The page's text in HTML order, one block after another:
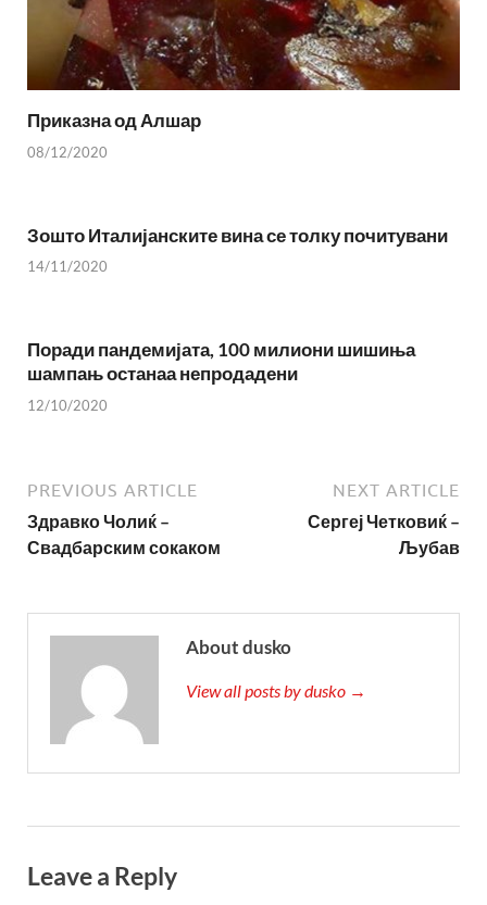
Приказна од Алшар
08/12/2020
Зошто Италијанските вина се толку почитувани
14/11/2020
Поради пандемијата, 100 милиони шишиња
шампањ останаа непродадени
12/10/2020
PREVIOUS ARTICLE
Здравко Чолиќ –
Свадбарским сокаком
NEXT ARTICLE
Сергеј Четковиќ –
Љубав
About dusko
View all posts by dusko →
Leave a Reply